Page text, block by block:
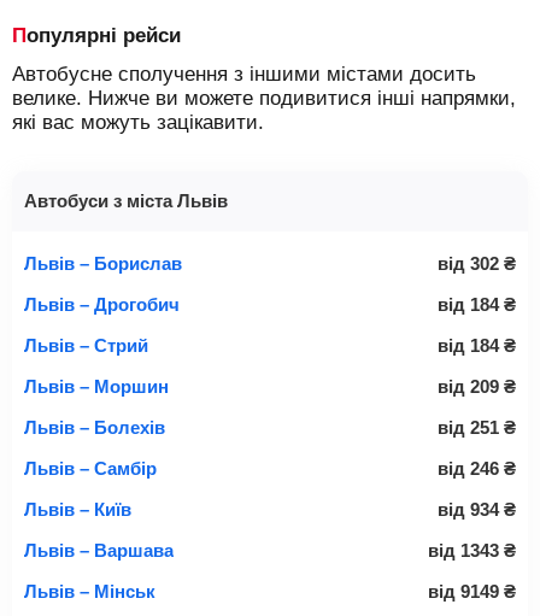
Популярні рейси
Автобусне сполучення з іншими містами досить
велике. Нижче ви можете подивитися інші напрямки,
які вас можуть зацікавити.
Автобуси з міста Львів
Львів – Борислав від 302 ₴
Львів – Дрогобич
від 184 ₴
Львів – Стрий
від 184 ₴
Львів – Моршин
від 209 ₴
Львів – Болехів
від 251 ₴
Львів – Самбір
від 246 ₴
Львів – Київ
від 934 ₴
Львів – Варшава
від 1343 ₴
Львів – Мінськ
від 9149 ₴